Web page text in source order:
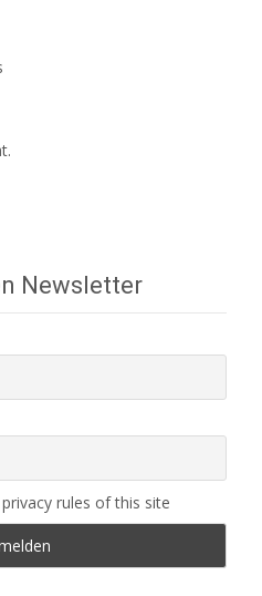
Newsletter
rules of this site